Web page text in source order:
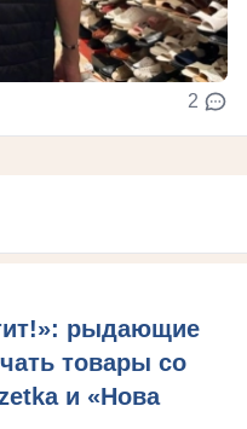
2
рыдающие
товары со
и «Нова